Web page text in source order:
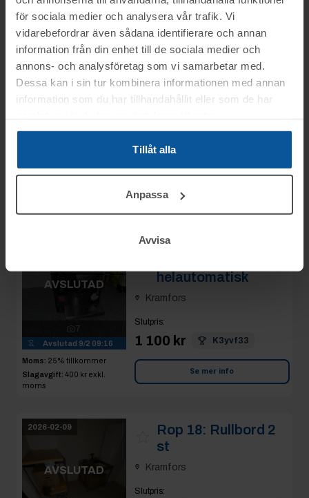
för sociala medier och analysera vår trafik. Vi
vidarebefordrar även sådana identifierare och annan
information från din enhet till de sociala medier och
annons- och analysföretag som vi samarbetar med.
Dessa kan i sin tur kombinera informationen med annan
information som du har tillhandahållit eller som de har
Tillåt alla
Anpassa
Avvisa
Slagavgift: 120 krexkl.
moms
2026-02-09
AVSLUTAD
Moms:25% tillkommer
Rop 16:
Konferansmöbel
med 6 st stolar
1 600 kr
AVSLUTAD
7
Avslutad 9/2 09:16
Moms: 25% tillkommer
Slagavgift: 400 kr exkl.
moms
Rop 17:
helautomatisk
Kramfors
Slutpris:
1 100 kr K3yvf33
Se mer info
2026-02-09
AVSLUTAD
Rop 18: Rullbord 2
st
Kramfors
Slutpris: